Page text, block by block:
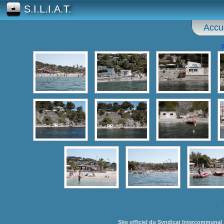
S.I.L.I.A.T.
Site officiel du Syndicat